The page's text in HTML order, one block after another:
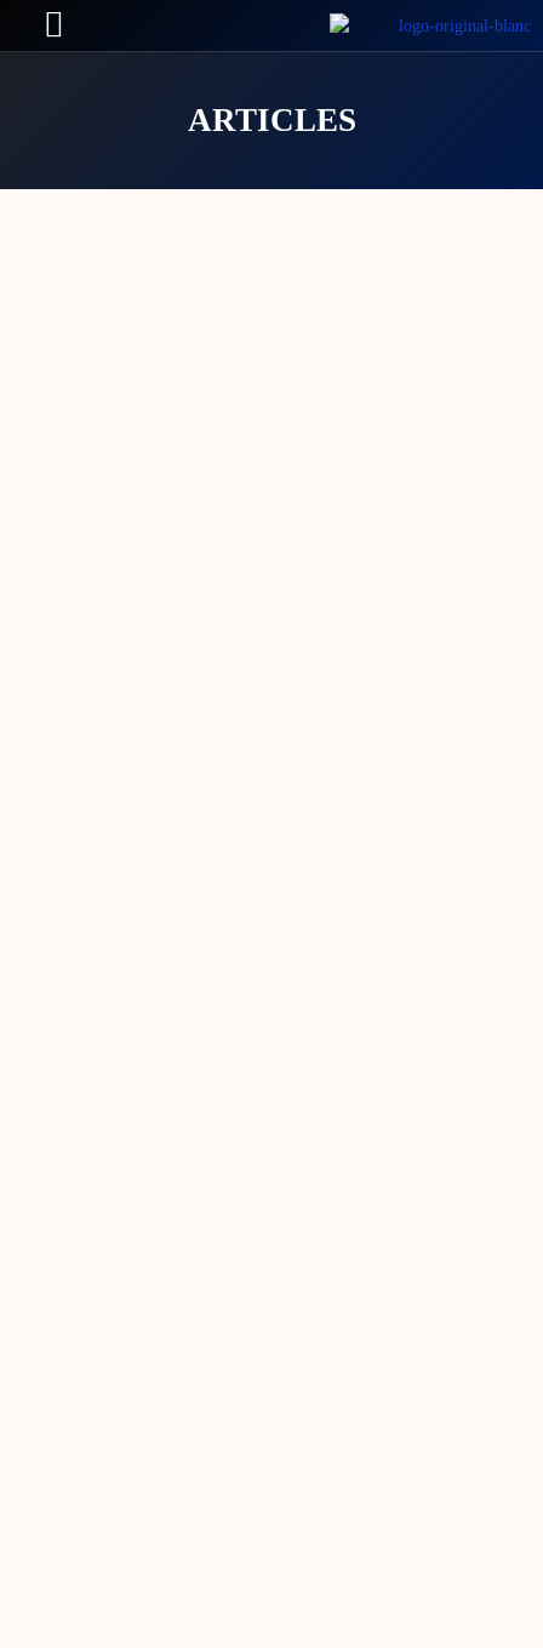
ARTICLES